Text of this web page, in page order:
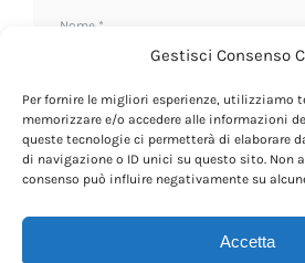
Gestisci Consenso
Per fornire le migliori esperienze, utilizziamo
memorizzare e/o accedere alle informazioni
queste tecnologie ci permetterà di elaborare
di navigazione o ID unici su questo sito. Non
consenso può influire negativamente su
Accetta
Nome *
Email*